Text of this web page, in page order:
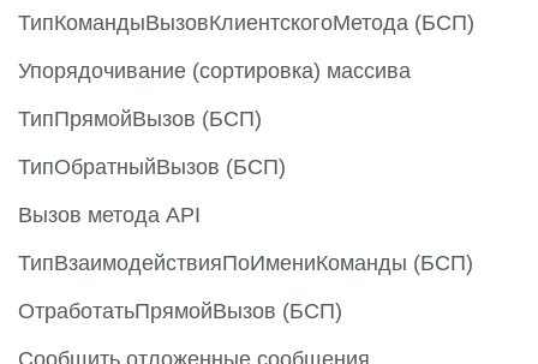
s
ТипКомандыВызовКлиентскогоМетода (БСП)
Упорядочивание (сортировка) массива
ТипПрямойВызов (БСП)
ТипОбратныйВызов (БСП)
Вызов метода API
ТипВзаимодействияПоИмениКоманды (БСП)
ОтработатьПрямойВызов (БСП)
Сообщить отложенные сообщения